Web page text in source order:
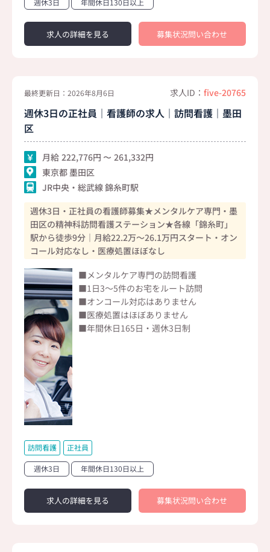
求人の詳細を見る 募集状況問い合わせ
最終更新日：2026年8月6日 求人ID： five-20765
週休3日の正社員｜看護師の求人｜訪問看護｜墨田
区
月給 222,776
261,332
東京都 墨田区
JR中央・総武線 錦糸町駅
週休3日・正社員の看護師募集★メンタルケア専門・墨
田区の精神科訪問看護ステーション★各線「錦糸町」
駅から徒歩9分｜月給22.2万～26.1万円スタート・オン
コール対応なし・医療処置ほぼなし
■メンタルケア専門の訪問看護
■1日3～5件のお宅をルート訪問
■オンコール対応はありません
■医療処置はほぼありません
■年間休日165日・週休3日制
訪問看護 正社員
週休3日 年間休日130日以上
求人の詳細を見る 募集状況問い合わせ